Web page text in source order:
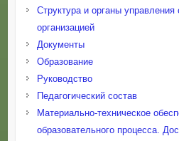
Структура и органы управления
организацией
Документы
Образование
Руководство
Педагогический состав
Материально-техническое
образовательного процесса.